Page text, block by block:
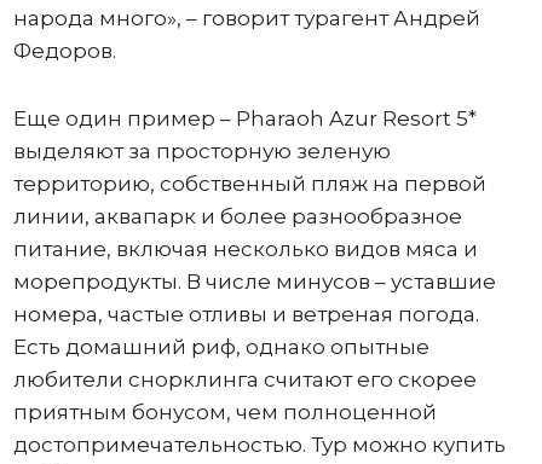
народа много», – говорит турагент Андрей
Федоров.
Еще один пример – Pharaoh Azur Resort 5*
выделяют за просторную зеленую
территорию, собственный пляж на первой
линии, аквапарк и более разнообразное
питание, включая несколько видов мяса и
морепродукты. В числе минусов – уставшие
номера, частые отливы и ветреная погода.
Есть домашний риф, однако опытные
любители снорклинга считают его скорее
приятным бонусом, чем полноценной
достопримечательностью. Тур можно купить